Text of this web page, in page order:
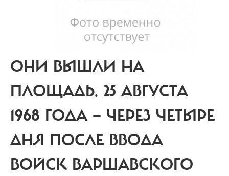
ОНИ ВЫШЛИ НА
ПЛОЩАДЬ. 25 АВГУСТА
1968 ГОДА — ЧЕРЕЗ ЧЕТЫРЕ
ДНЯ ПОСЛЕ ВВОДА
ВОЙСК ВАРШАВСКОГО